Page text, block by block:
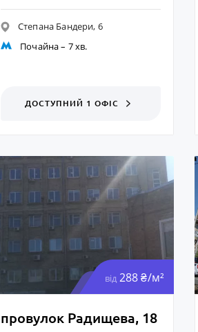
Степана Бандери, 6
Почайна– 7 хв.
ДОСТУПНИЙ 1 ОФІС
від 288 ₴/м²
провулок Радищева, 18